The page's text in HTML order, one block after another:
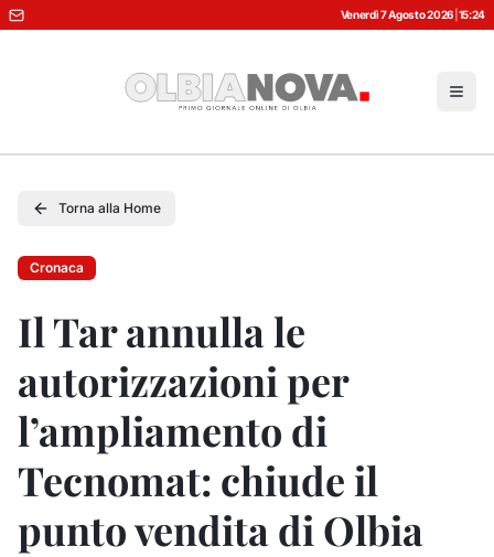
Venerdì 7 Agosto 2026 15:24
Torna alla Home
Cronaca
Il Tar annulla le
autorizzazioni per
l’ampliamento di
Tecnomat: chiude il
punto vendita di Olbia